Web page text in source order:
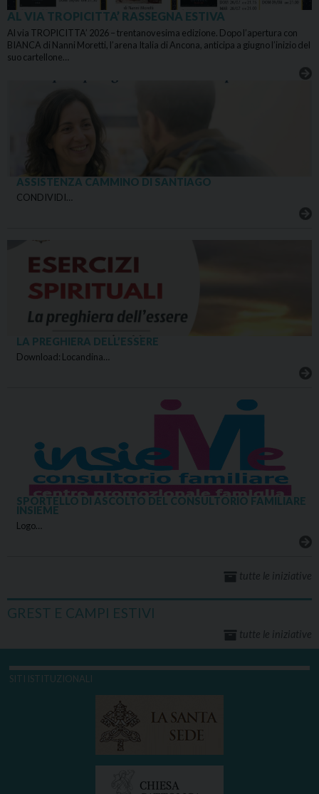
AL VIA TROPICITTA’ RASSEGNA ESTIVA
Al via TROPICITTA’ 2026 – trentanovesima edizione. Dopo l’apertura con
BIANCA di Nanni Moretti, l’arena Italia di Ancona, anticipa a giugno l’inizio del
suo cartellone…
ASSISTENZA CAMMINO DI SANTIAGO
CONDIVIDI…
LA PREGHIERA DELL’ESSERE
Download: Locandina…
SPORTELLO DI ASCOLTO DEL CONSULTORIO FAMILIARE
INSIEME
Logo…
tutte le iniziative
GREST E CAMPI ESTIVI
tutte le iniziative
SITI ISTITUZIONALI